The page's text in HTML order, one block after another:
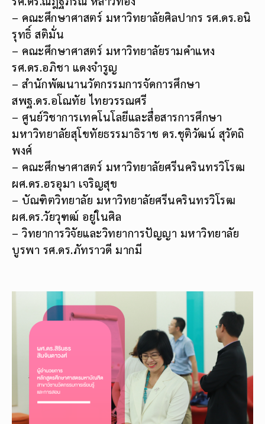
– คณะศึกษาศาสตร์ มหาวิทยาลัยศิลปากร รศ.ดร.อนิ
รุทธิ์ สติมั่น
– คณะศึกษาศาสตร์ มหาวิทยาลัยรามคำแหง
รศ.ดร.อภิชา แดงจำรูญ
– สำนักพัฒนานวัตกรรมการจัดการศึกษา
สพฐ.ดร.อโณทัย ไทยวรรณศรี
– ศูนย์วิชาการเทคโนโลยีและสื่อสารการศึกษา
มหาวิทยาลัยสุโขทัยธรรมาธิราช ดร.ชุติวัฒน์ สุวัตถิ
พงศ์
– คณะศึกษาศาสตร์ มหาวิทยาลัยศรีนครินทรวิโรฒ
ผศ.ดร.อรอุมา เจริญสุข
– บัณฑิตวิทยาลัย มหาวิทยาลัยศรีนครินทรวิโรฒ
ผศ.ดร.วัยวุฑฒ์ อยู่ในศิล
– วิทยาการวิจัยและวิทยาการปัญญา มหาวิทยาลัย
บูรพา รศ.ดร.ภัทราวดี มากมี